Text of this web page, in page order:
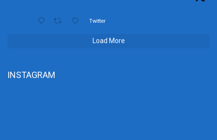
Twitter
Load More
INSTAGRAM